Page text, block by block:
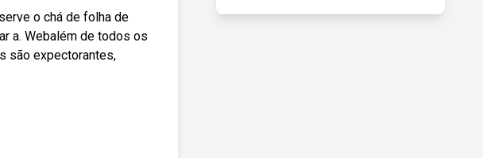
o chá de folha de
a. Webalém de todos os
são expectorantes,